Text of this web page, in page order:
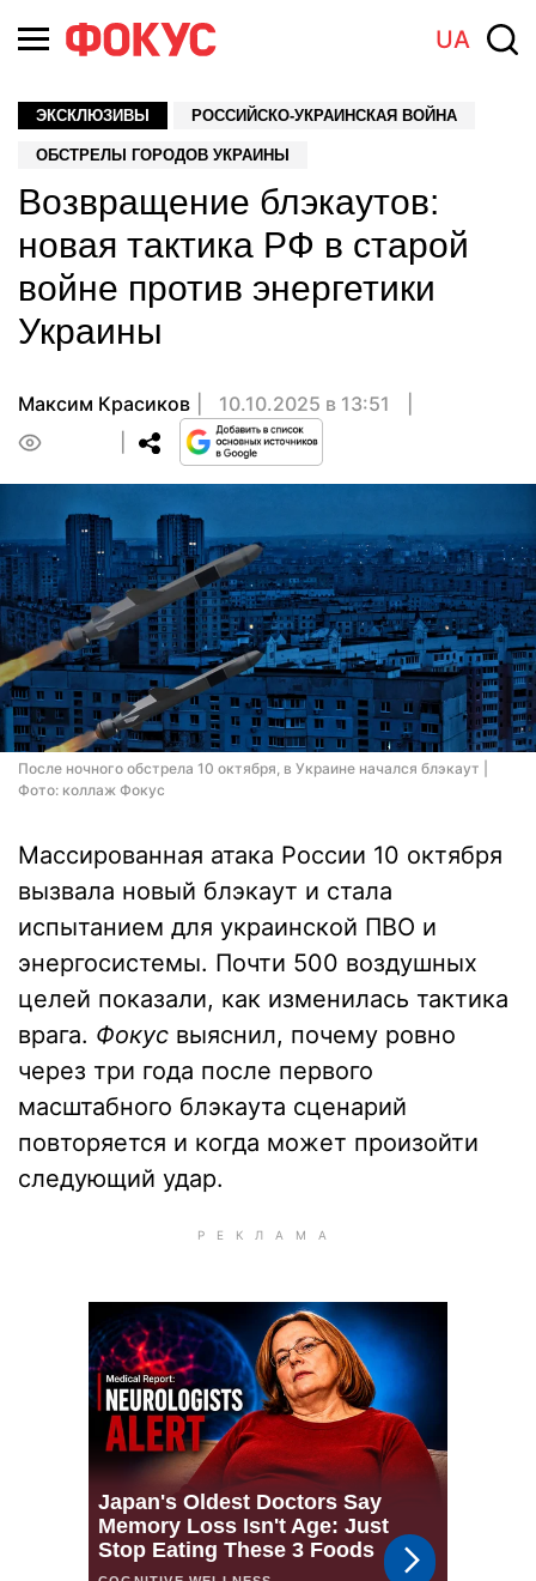
UA
ЭКСКЛЮЗИВЫ РОССИЙСКО-УКРАИНСКАЯ ВОЙНА
ОБСТРЕЛЫ ГОРОДОВ УКРАИНЫ
Возвращение блэкаутов:
новая тактика РФ в старой
войне против энергетики
Украины
Максим Красиков
10.10.2025 в 13:51
После ночного обстрела 10 октября, в Украине начался блэкаут |
Фото: коллаж Фокус
Массированная атака России 10 октября
вызвала новый блэкаут и стала
испытанием для украинской ПВО и
энергосистемы. Почти 500 воздушных
целей показали, как изменилась тактика
врага. Фокус выяснил, почему ровно
через три года после первого
масштабного блэкаута сценарий
повторяется и когда может произойти
следующий удар.